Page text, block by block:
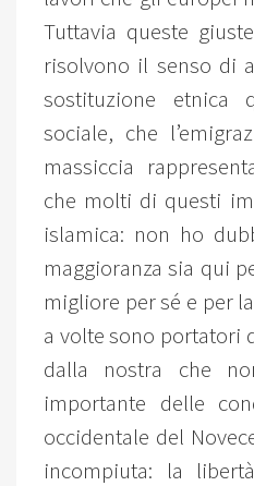
Tuttavia queste
risolvono il senso di
sostituzione etnica
sociale, che
massiccia
che molti di questi
islamica: non ho
maggioranza sia qui
migliore per sé e per
a volte sono portatori
dalla nostra che
importante delle
occidentale del
incompiuta: la